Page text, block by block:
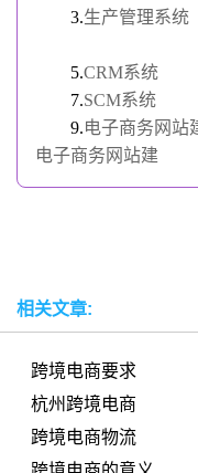
3.生产管理系统
5.CRM系统
7.SCM系统
9.电子商务网站
电子商务网站建
相关文章:
跨境电商要求
杭州跨境电商
跨境电商物流